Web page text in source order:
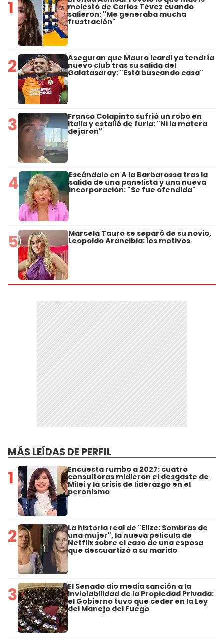
1 molestó de Carlos Tévez cuando
salieron: "Me generaba mucha
frustración"
2 Aseguran que Mauro Icardi ya tendría
nuevo club tras su salida del
Galatasaray: "Está buscando casa"
3 Franco Colapinto sufrió un robo en
Italia y estalló de furia: "Ni la matera
dejaron"
4 Escándalo en A la Barbarossa tras la
salida de una panelista y una nueva
incorporación: "Se fue ofendida"
5 Marcela Tauro se separó de su novio,
Leopoldo Arancibia: los motivos
MÁS LEÍDAS DE PERFIL
1 Encuesta rumbo a 2027: cuatro
consultoras midieron el desgaste de
Milei y la crisis de liderazgo en el
peronismo
2 La historia real de "Elize: Sombras de
una mujer", la nueva película de
Netflix sobre el caso de una esposa
que descuartizó a su marido
3 El Senado dio media sanción a la
Inviolabilidad de la Propiedad Privada:
el Gobierno tuvo que ceder en la Ley
del Manejo del Fuego